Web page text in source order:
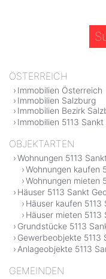
ÖSTERREICH
Immobilien Österreich
Immobilien Salzburg
Immobilien Bezirk
Immobilien 5113
OBJEKTARTEN
Wohnungen 5113
Wohnungen kaufen
Wohnungen mieten
Häuser 5113 Sankt
Häuser kaufen
Häuser mieten
Grundstücke 5113
Gewerbeobjekte 5113
Anlageobjekte 5113
GEMEINDEN